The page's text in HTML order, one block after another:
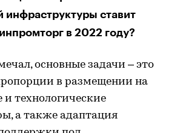
ставит
в 2022 году?
основные задачи – это
в размещении на
технологические
а также адаптация